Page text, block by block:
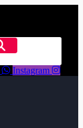
Instagram